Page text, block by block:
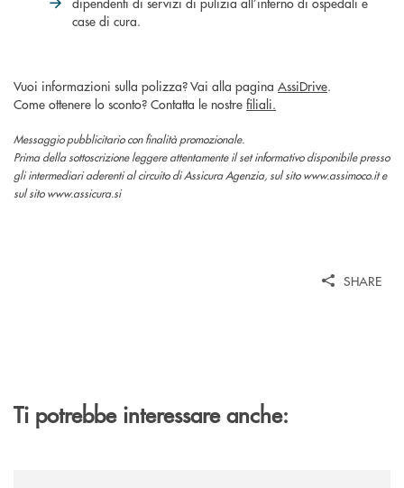
case di cura.
Vuoi informazioni sulla polizza? Vai alla pagina AssiDrive.
Come ottenere lo sconto? Contatta le nostre filiali.
Messaggio pubblicitario con finalità promozionale.
Prima della sottoscrizione leggere attentamente il set informativo disponibile presso
gli intermediari aderenti al circuito di Assicura Agenzia, sul sito www.assimoco.it e
sul sito www.assicura.si
SHARE
Ti potrebbe interessare anche: